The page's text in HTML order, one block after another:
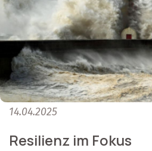
14.04.2025
Resilienz im Fokus